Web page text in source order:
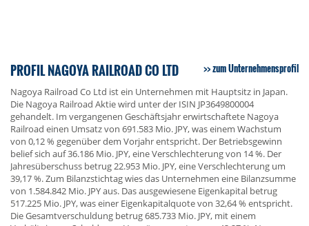
PROFIL NAGOYA RAILROAD CO LTD zum Unternehmensprofil
Nagoya Railroad Co Ltd ist ein Unternehmen mit Hauptsitz in Japan.
Die Nagoya Railroad Aktie wird unter der ISIN JP3649800004
gehandelt. Im vergangenen Geschäftsjahr erwirtschaftete Nagoya
Railroad einen Umsatz von 691.583 Mio. JPY, was einem Wachstum
von 0,12 % gegenüber dem Vorjahr entspricht. Der Betriebsgewinn
belief sich auf 36.186 Mio. JPY, eine Verschlechterung von 14 %. Der
Jahresüberschuss betrug 22.953 Mio. JPY, eine Verschlechterung um
39,17 %. Zum Bilanzstichtag wies das Unternehmen eine Bilanzsumme
von 1.584.842 Mio. JPY aus. Das ausgewiesene Eigenkapital betrug
517.225 Mio. JPY, was einer Eigenkapitalquote von 32,64 % entspricht.
Die Gesamtverschuldung betrug 685.733 Mio. JPY, mit einem